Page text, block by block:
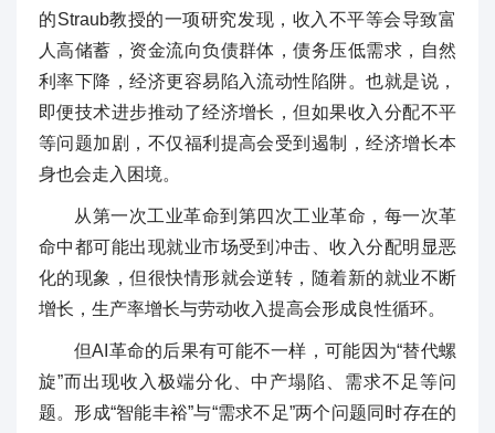
的Straub教授的一项研究发现，收入不平等会导致富
人高储蓄，资金流向负债群体，债务压低需求，自然
利率下降，经济更容易陷入流动性陷阱。也就是说，
即便技术进步推动了经济增长，但如果收入分配不平
等问题加剧，不仅福利提高会受到遏制，经济增长本
身也会走入困境。
从第一次工业革命到第四次工业革命，每一次革
命中都可能出现就业市场受到冲击、收入分配明显恶
化的现象，但很快情形就会逆转，随着新的就业不断
增长，生产率增长与劳动收入提高会形成良性循环。
但AI革命的后果有可能不一样，可能因为“替代螺
旋”而出现收入极端分化、中产塌陷、需求不足等问
题。形成“智能丰裕”与“需求不足”两个问题同时存在的